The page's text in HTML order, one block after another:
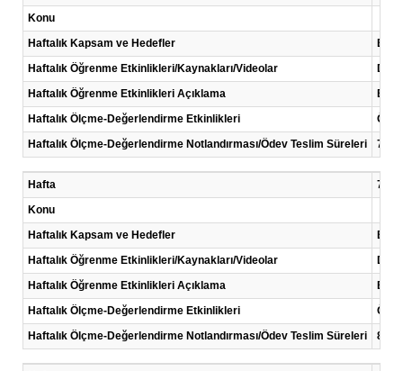
Konu
Haftalık Kapsam ve Hedefler
Haftalık Öğrenme Etkinlikleri/Kaynakları/Videolar
Haftalık Öğrenme Etkinlikleri Açıklama
Haftalık Ölçme-Değerlendirme Etkinlikleri
Haftalık Ölçme-Değerlendirme Notlandırması/Ödev Teslim Süreleri
7.
Hafta
7
Konu
Haftalık Kapsam ve Hedefler
Haftalık Öğrenme Etkinlikleri/Kaynakları/Videolar
Haftalık Öğrenme Etkinlikleri Açıklama
Haftalık Ölçme-Değerlendirme Etkinlikleri
Haftalık Ölçme-Değerlendirme Notlandırması/Ödev Teslim Süreleri